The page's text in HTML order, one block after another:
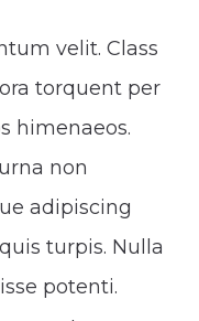
velit. Class
torquent per
himenaeos.
non
adipiscing
turpis. Nulla
potenti.